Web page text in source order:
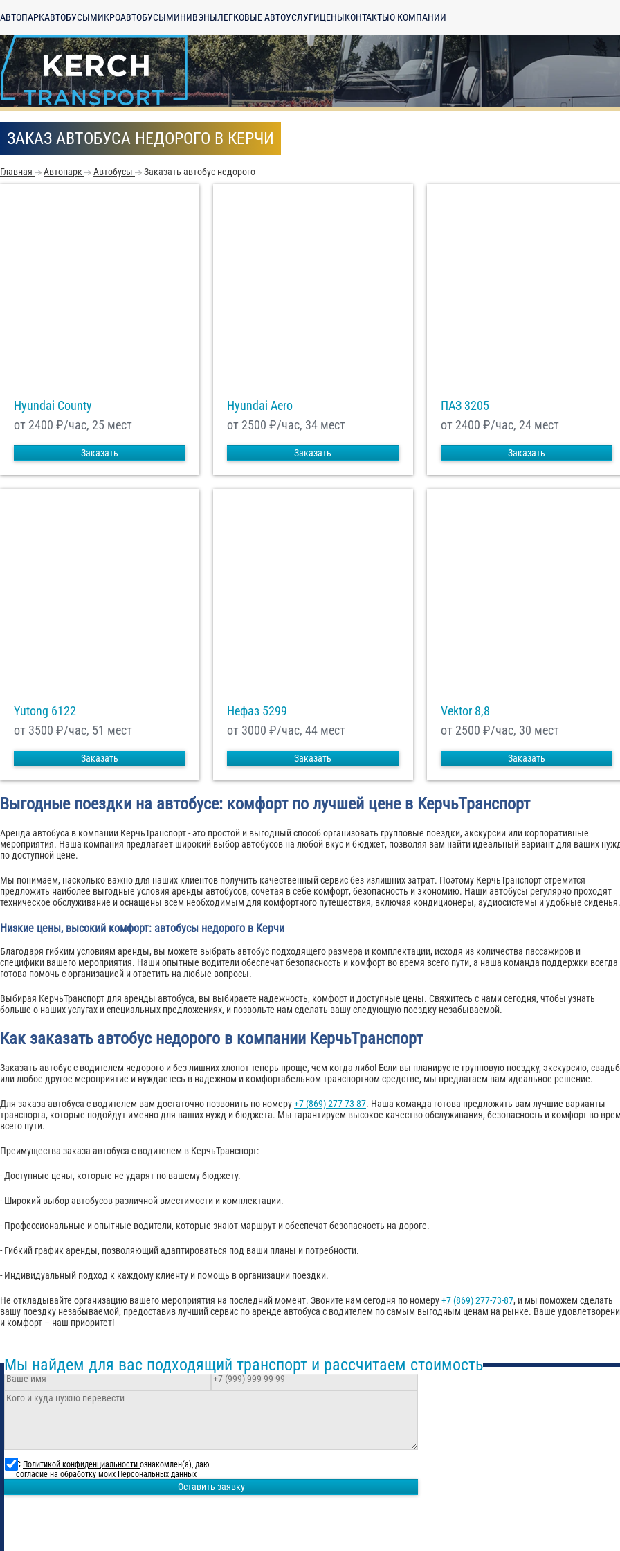
АВТОПАРКАВТОБУСЫМИКРОАВТОБУСЫМИНИВЭНЫЛЕГКОВЫЕ АВТОУСЛУГИЦЕНЫКОНТАКТЫО КОМПАНИИ
ЗАКАЗ АВТОБУСА НЕДОРОГО В КЕРЧИ
Главная Автопарк Автобусы Заказать автобус недорого
Hyundai County
от 2400 ₽/час, 25 мест
Заказать
Hyundai Aero
от 2500 ₽/час, 34 мест
Заказать
ПАЗ 3205
от 2400 ₽/час, 24 мест
Заказать
Yutong 6122
от 3500 ₽/час, 51 мест
Заказать
Нефаз 5299
от 3000 ₽/час, 44 мест
Заказать
Vektor 8,8
от 2500 ₽/час, 30 мест
Заказать
Выгодные поездки на автобусе: комфорт по лучшей цене в КерчьТранспорт
Аренда автобуса в компании КерчьТранспорт - это простой и выгодный способ организовать групповые поездки, экскурсии или корпоративные
мероприятия. Наша компания предлагает широкий выбор автобусов на любой вкус и бюджет, позволяя вам найти идеальный вариант для ваших
по доступной цене.
Мы понимаем, насколько важно для наших клиентов получить качественный сервис без излишних затрат. Поэтому КерчьТранспорт стремится
предложить наиболее выгодные условия аренды автобусов, сочетая в себе комфорт, безопасность и экономию. Наши автобусы регулярно проходят
техническое обслуживание и оснащены всем необходимым для комфортного путешествия, включая кондиционеры, аудиосистемы и удобные сиденья.
Низкие цены, высокий комфорт: автобусы недорого в Керчи
Благодаря гибким условиям аренды, вы можете выбрать автобус подходящего размера и комплектации, исходя из количества пассажиров и
специфики вашего мероприятия. Наши опытные водители обеспечат безопасность и комфорт во время всего пути, а наша команда поддержки всегда
готова помочь с организацией и ответить на любые вопросы.
Выбирая КерчьТранспорт для аренды автобуса, вы выбираете надежность, комфорт и доступные цены. Свяжитесь с нами сегодня, чтобы узнать
больше о наших услугах и специальных предложениях, и позвольте нам сделать вашу следующую поездку незабываемой.
Как заказать автобус недорого в компании КерчьТранспорт
Заказать автобус с водителем недорого и без лишних хлопот теперь проще, чем когда-либо! Если вы планируете групповую поездку, экскурсию,
или любое другое мероприятие и нуждаетесь в надежном и комфортабельном транспортном средстве, мы предлагаем вам идеальное решение.
Для заказа автобуса с водителем вам достаточно позвонить по номеру+7 (869) 277-73-87. Наша команда готова предложить вам лучшие варианты
транспорта, которые подойдут именно для ваших нужд и бюджета. Мы гарантируем высокое качество обслуживания, безопасность и комфорт во
всего пути.
Преимущества заказа автобуса с водителем в КерчьТранспорт:
- Доступные цены, которые не ударят по вашему бюджету.
- Широкий выбор автобусов различной вместимости и комплектации.
- Профессиональные и опытные водители, которые знают маршрут и обеспечат безопасность на дороге.
- Гибкий график аренды, позволяющий адаптироваться под ваши планы и потребности.
- Индивидуальный подход к каждому клиенту и помощь в организации поездки.
Не откладывайте организацию вашего мероприятия на последний момент. Звоните нам сегодня по номеру+7 (869) 277-73-87, и мы поможем сделать
вашу поездку незабываемой, предоставив лучший сервис по аренде автобуса с водителем по самым выгодным ценам на рынке. Ваше
и комфорт – наш приоритет!
Мы найдем для вас подходящий транспорт и рассчитаем стоимость
С Политикой конфиденциальности ознакомлен(а), даю
согласие на обработку моих Персональных данных
Оставить заявку